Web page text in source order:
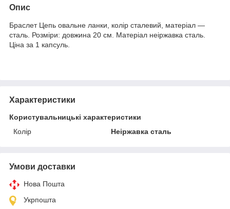
Опис
Браслет Цепь овальне ланки, колір сталевий, матеріал —
сталь. Розміри: довжина 20 см. Матеріал неіржавка сталь.
Ціна за 1 капсуль.
Характеристики
Користувальницькі характеристики
Колір
Неіржавка сталь
Умови доставки
Нова Пошта
Укрпошта